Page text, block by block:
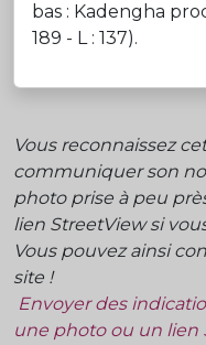
bas : Kadengha
189 - L : 137).
Vous reconnaissez
communiquer son
photo prise à peu
lien StreetView si
Vous pouvez ainsi
site !
Envoyer des
une photo ou un lien